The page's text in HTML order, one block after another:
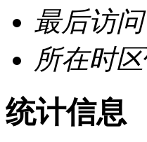
最后访问
所在时区
统计信息